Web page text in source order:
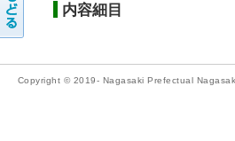
内容細目
Copyright © 2019- Nagasaki Prefectual